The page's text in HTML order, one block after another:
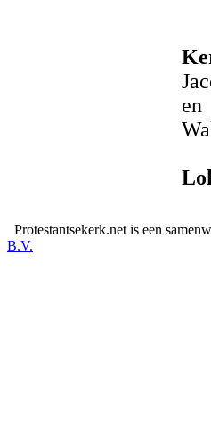
en
Protestantsekerk.net is een
B.V.